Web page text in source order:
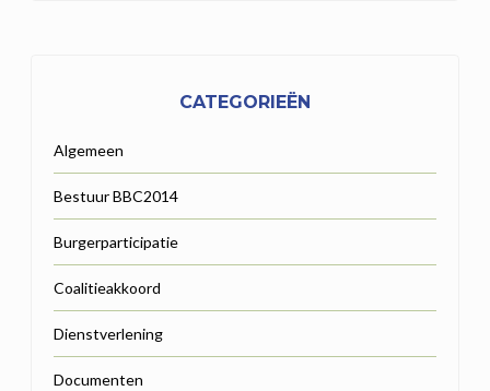
CATEGORIEËN
Algemeen
Bestuur BBC2014
Burgerparticipatie
Coalitieakkoord
Dienstverlening
Documenten